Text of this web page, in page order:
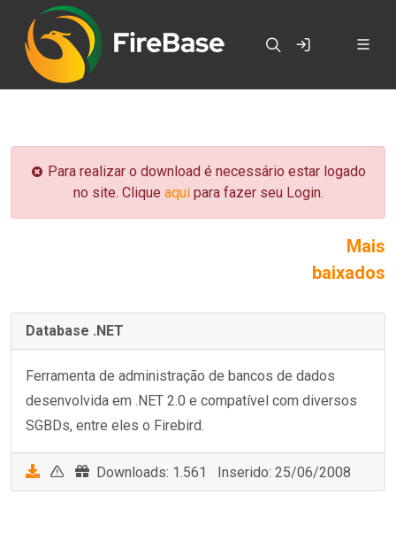
Para realizar o download é necessário estar logado
no site. Clique aquipara fazer seu Login.
Mais
baixados
Database .NET
Ferramenta de administração de bancos de dados
desenvolvida em .NET 2.0 e compatível com diversos
SGBDs, entre eles o Firebird.
Downloads: 1.561 Inserido: 25/06/2008